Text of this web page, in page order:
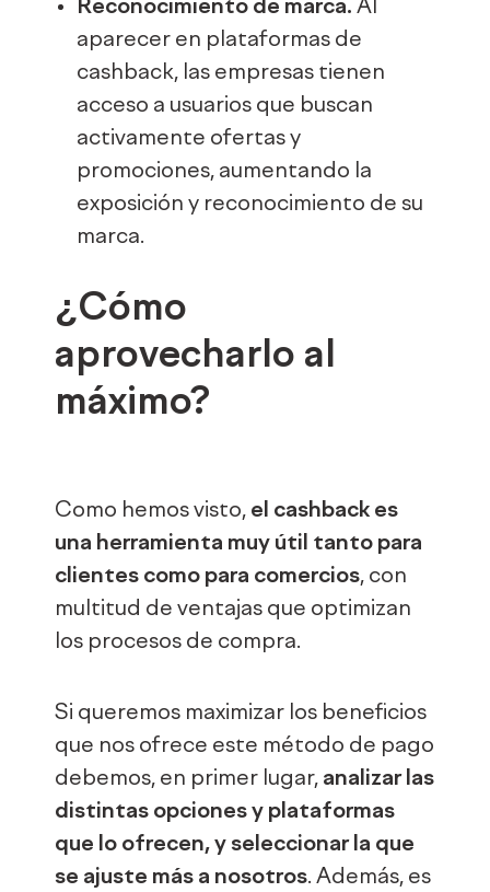
Reconocimiento de marca. Al
aparecer en plataformas de
cashback, las empresas tienen
acceso a usuarios que buscan
activamente ofertas y
promociones, aumentando la
exposición y reconocimiento de su
marca.
¿Cómo
aprovecharlo al
máximo?
Como hemos visto, el cashback es
una herramienta muy útil tanto para
clientes como para comercios, con
multitud de ventajas que optimizan
los procesos de compra.
Si queremos maximizar los beneficios
que nos ofrece este método de pago
debemos, en primer lugar, analizar las
distintas opciones y plataformas
que lo ofrecen, y seleccionar la que
se ajuste más a nosotros. Además, es